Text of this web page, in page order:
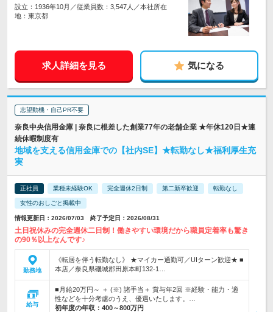
設立：1936年10月／従業員数：3,547人／本社所在
地：東京都
求人詳細を見る 気になる
志望動機・自己PR不要
奈良中央信用金庫 | 奈良に根差した創業77年の老舗企業 ★年休120日★連
続休暇制度有
地域を支える信用金庫での【社内SE】★転勤なし★福利厚生充
実
正社員 業種未経験OK 完全週休2日制 第二新卒歓迎 転勤なし
女性のおしごと掲載中
情報更新日：2026/07/03 終了予定日：2026/08/31
土日祝休みの完全週休二日制！働きやすい環境だから職員定着率も驚き
の90％以上なんです♪
勤務地
《転居を伴う転勤なし》 ★マイカー通勤可／UIターン歓迎★ ■
本店／奈良県磯城郡田原本町132-1…
給与
■月給20万円～ ＋ (※) 諸手当＋ 賞与年2回 ※経験・能力・適
性などを十分考慮のうえ、優遇いたします。…
初年度の年収： 400～800万円